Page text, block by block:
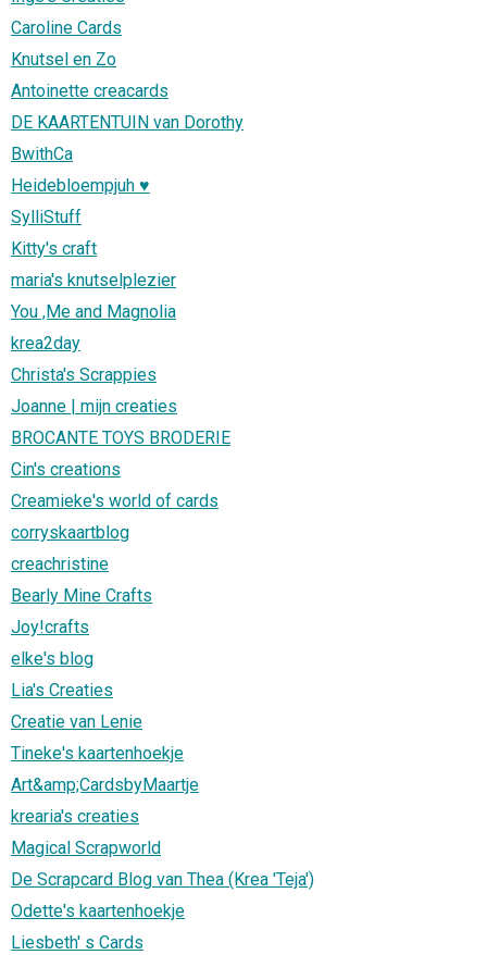
Caroline Cards
Knutsel en Zo
Antoinette creacards
DE KAARTENTUIN van Dorothy
BwithCa
Heidebloempjuh ♥
SylliStuff
Kitty's craft
maria's knutselplezier
You ,Me and Magnolia
krea2day
Christa's Scrappies
Joanne | mijn creaties
BROCANTE TOYS BRODERIE
Cin's creations
Creamieke's world of cards
corryskaartblog
creachristine
Bearly Mine Crafts
Joy!crafts
elke's blog
Lia's Creaties
Creatie van Lenie
Tineke's kaartenhoekje
Art&amp;CardsbyMaartje
krearia's creaties
Magical Scrapworld
De Scrapcard Blog van Thea (Krea 'Teja')
Odette's kaartenhoekje
Liesbeth' s Cards